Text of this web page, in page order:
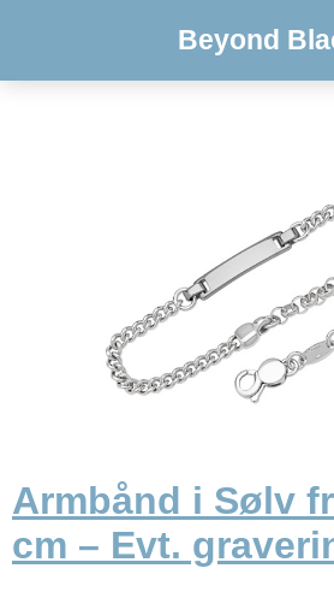
Beyond
Armbånd i Sølv
cm – Evt.